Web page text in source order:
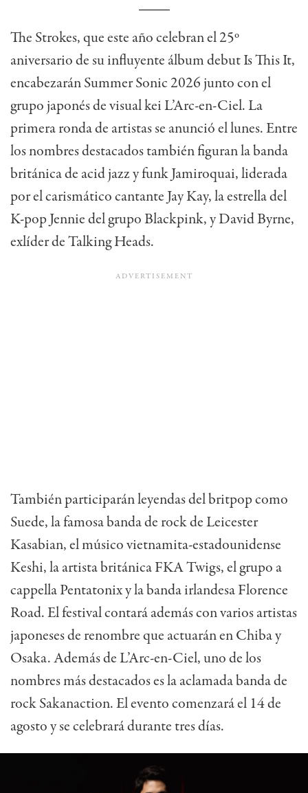
The Strokes, que este año celebran el 25º
aniversario de su influyente álbum debut Is This It,
encabezarán Summer Sonic 2026 junto con el
grupo japonés de visual kei L’Arc-en-Ciel. La
primera ronda de artistas se anunció el lunes. Entre
los nombres destacados también figuran la banda
británica de acid jazz y funk Jamiroquai, liderada
por el carismático cantante Jay Kay, la estrella del
K-pop Jennie del grupo Blackpink, y David Byrne,
exlíder de Talking Heads.
También participarán leyendas del britpop como
Suede, la famosa banda de rock de Leicester
Kasabian, el músico vietnamita-estadounidense
Keshi, la artista británica FKA Twigs, el grupo a
cappella Pentatonix y la banda irlandesa Florence
Road. El festival contará además con varios artistas
japoneses de renombre que actuarán en Chiba y
Osaka. Además de L’Arc-en-Ciel, uno de los
nombres más destacados es la aclamada banda de
rock Sakanaction. El evento comenzará el 14 de
agosto y se celebrará durante tres días.